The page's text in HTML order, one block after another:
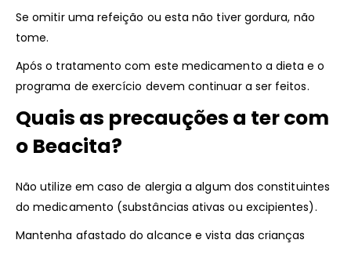
Se omitir uma refeição ou esta não tiver gordura, não
tome.
Após o tratamento com este medicamento a dieta e o
programa de exercício devem continuar a ser feitos.
Quais as precauções a ter com
o Beacita?
Não utilize em caso de alergia a algum dos constituintes
do medicamento (substâncias ativas ou excipientes).
Mantenha afastado do alcance e vista das crianças